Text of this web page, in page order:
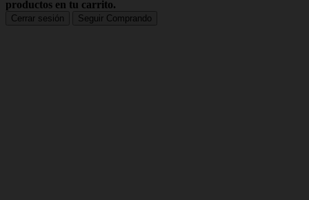
productos en tu carrito.
Cerrar sesión Seguir Comprando